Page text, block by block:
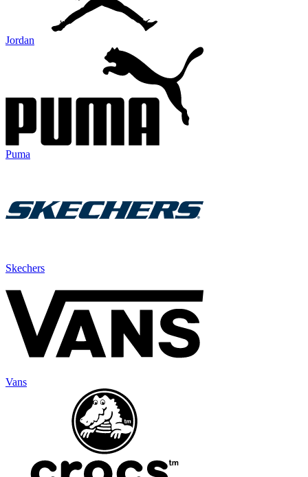
Jordan
Puma
Skechers
Vans